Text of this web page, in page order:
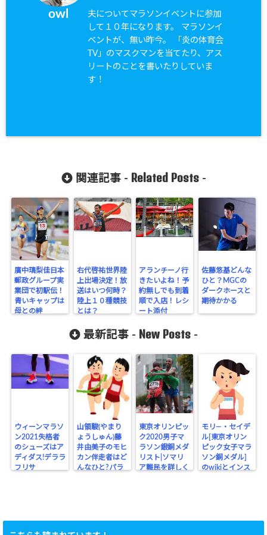
owl
夫についてマラソンイベントに参加
して１０年になります。 マラソンイ
ベントが、無い昨今。 「炎の体育会
TV」のマスクマンを当てたり、アス
リートのことを書いたりしていま
す！
関連記事 - Related Posts-
廣中璃梨佳日本
郵政グループ実
業団で初駅伝！
青いキャップは
母との絆
右代啓祐世界陸
上出場決定！放
送はいつ何時？
陸上１０種競技
とは？
アランチーノ行
きたいよね！予
約無しでも到着
順で入店！レシ
ート添付
佐藤悠基どんな
ひと？MGCの
ダークホースと
期待かかる
最新記事 - New Posts -
ウィーンマラソ
ン2021失格者
のシューズはア
ディダス!デララ
フリサ
山領駿(やまり
ょうしゅん)藤
井由美子のモヒ
カン伴走者はど
んなひと?パラ
東京オリンピッ
ク2020男子マ
ラソン銀銅メダ
リスト|ソマリ
ア難民を詳しく
モリ―・セイデ
ル[東京オリン
ピック女子マラ
ソン銅メダル]
のwikiとインス